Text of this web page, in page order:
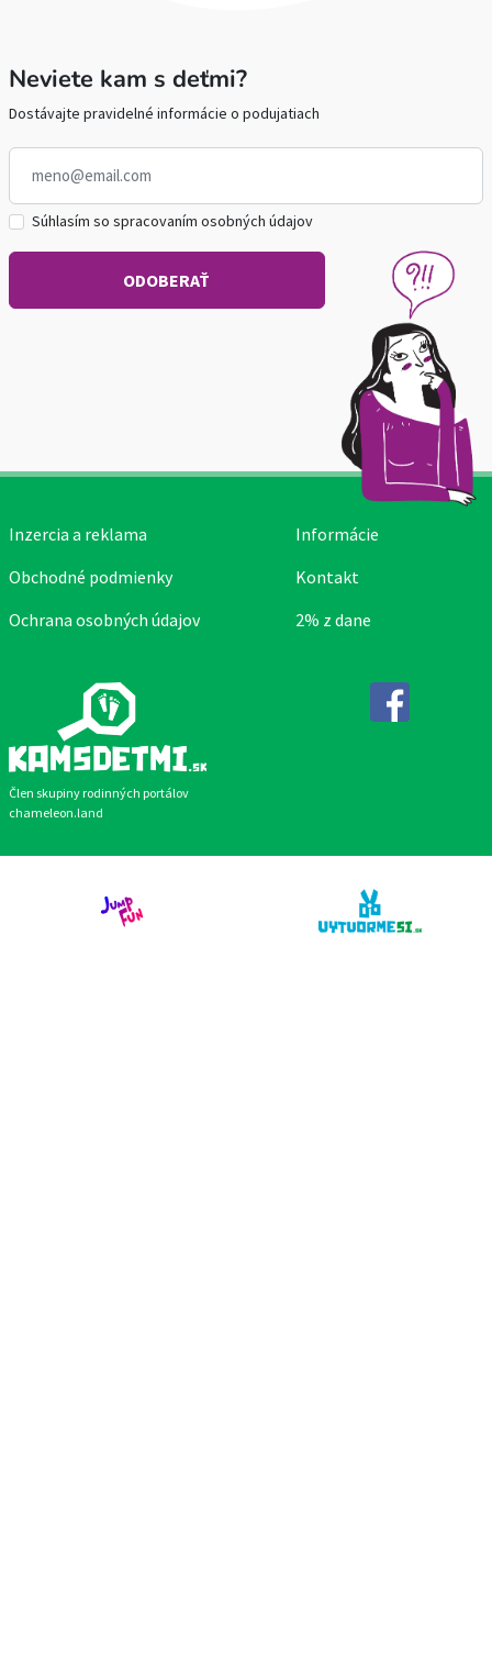
Neviete kam s deťmi?
Dostávajte pravidelné informácie o podujatiach
Súhlasím so spracovaním osobných údajov
Člen skupiny rodinných portálov
chameleon.land
Inzercia a reklama
Obchodné podmienky
Ochrana osobných údajov
Informácie
Kontakt
2% z dane